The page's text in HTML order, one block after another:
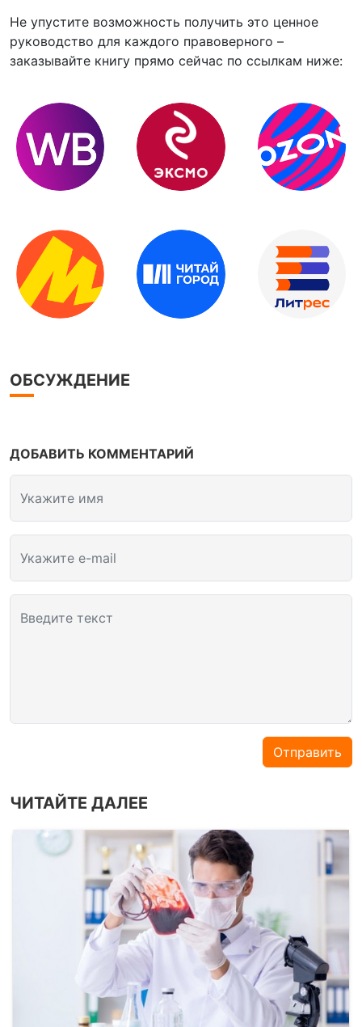
Не упустите возможность получить это ценное
руководство для каждого правоверного –
заказывайте книгу прямо сейчас по ссылкам ниже:
ОБСУЖДЕНИЕ
ДОБАВИТЬ КОММЕНТАРИЙ
Укажите имя
Укажите e-mail
Введите текст
Отправить
ЧИТАЙТЕ ДАЛЕЕ